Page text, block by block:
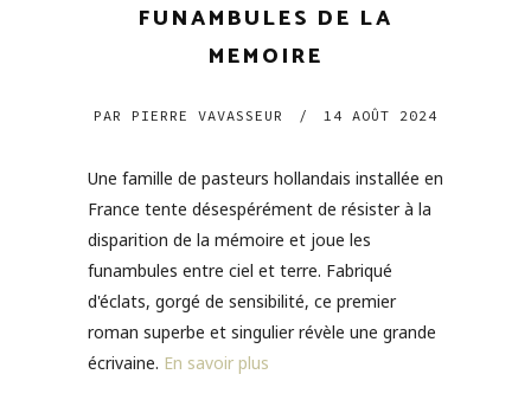
FUNAMBULES DE LA
MEMOIRE
PAR PIERRE VAVASSEUR / 14 AOÛT 2024
Une famille de pasteurs hollandais installée en
France tente désespérément de résister à la
disparition de la mémoire et joue les
funambules entre ciel et terre. Fabriqué
d'éclats, gorgé de sensibilité, ce premier
roman superbe et singulier révèle une grande
écrivaine. En savoir plus